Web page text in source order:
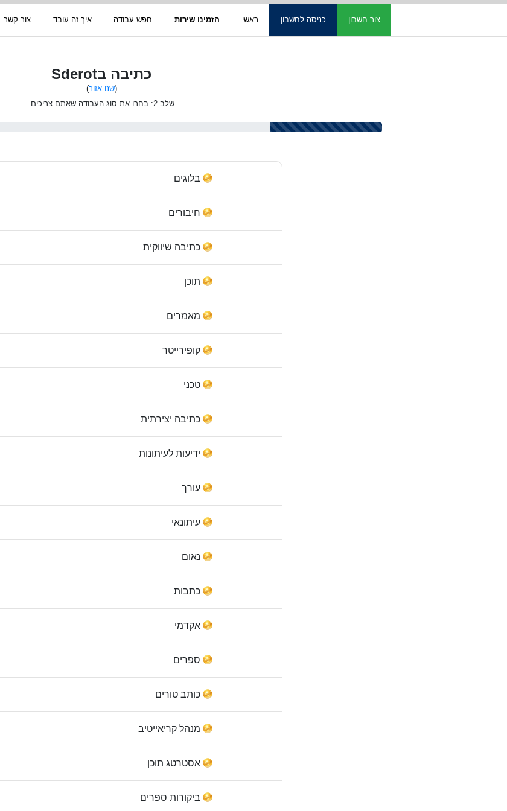
צור חשבון כניסה לחשבון ראשי הזמינו שירות חפש עבודה איך זה עובד צור קשר
כתיבה בSderot
(שנו אזור)
שלב 2: בחרו את סוג העבודה שאתם צריכים.
בלוגים
חיבורים
כתיבה שיווקית
תוכן
מאמרים
קופירייטר
טכני
כתיבה יצירתית
ידיעות לעיתונות
עורך
עיתונאי
נאום
כתבות
אקדמי
ספרים
כותב טורים
מנהל קריאייטיב
אסטרטג תוכן
ביקורות ספרים